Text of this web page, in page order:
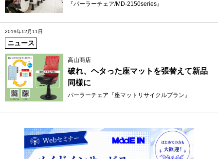
『パーラーチェア/MD-2150series』
2019年12月11日
ニュース
高山商店
破れ、ヘタった座マットを張替えて新品
同様に
パーラーチェア『座マットリサイクルプラン』